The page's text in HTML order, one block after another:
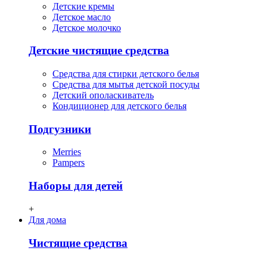
Детские кремы
Детское масло
Детское молочко
Детские чистящие средства
Средства для стирки детского белья
Средства для мытья детской посуды
Детский ополаскиватель
Кондиционер для детского белья
Подгузники
Merries
Pampers
Наборы для детей
+
Для дома
Чистящие средства